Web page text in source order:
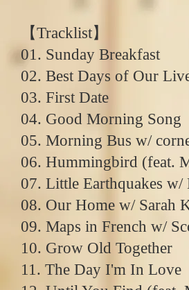
【Tracklist】
01. Sunday Breakfast
02. Best Days of Our
03. First Date
04. Good Morning Song
05. Morning Bus w/
06. Hummingbird (feat.
07. Little Earthquakes w/
08. Our Home w/ Sarah
09. Maps in French w/
10. Grow Old Together
11. The Day I'm In Love